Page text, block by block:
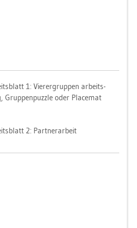
1: Vie­rer­grup­pen ar­beits­
Grup­pen­puz­zle oder Pla­ce­mat
2: Part­ner­ar­beit